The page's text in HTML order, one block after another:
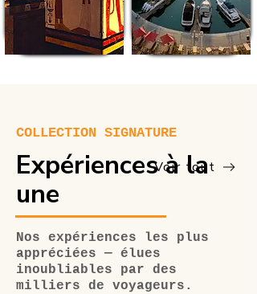
COLLECTION SIGNATURE
Expériences à la
une
Voir tout
Nos expériences les plus
appréciées — élues
inoubliables par des
milliers de voyageurs.